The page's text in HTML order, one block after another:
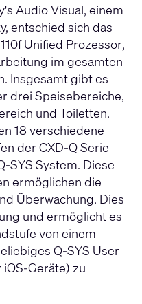
Audio Visual, einem
entschied sich das
Unified Prozessor,
im gesamten
Insgesamt gibt es
drei Speisebereiche,
und Toiletten.
18 verschiedene
der CXD-Q Serie
SYS System. Diese
ermöglichen die
Überwachung. Dies
und ermöglicht es
von einem
Q-SYS User
Geräte) zu